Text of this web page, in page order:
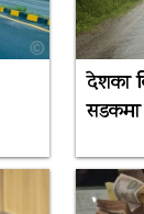
देशका
सडकमा